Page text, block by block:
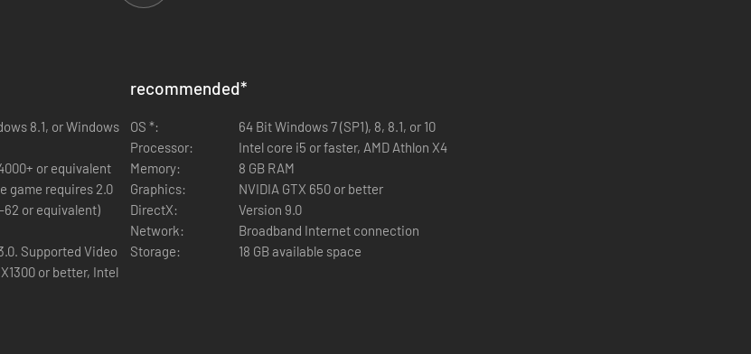
8.1, or Windows
or equivalent
game requires 2.0
62 or equivalent)
Supported Video
or better, Intel
recommended*
OS *:
64 Bit Windows 7 (SP1), 8, 8.1, or 10
Processor:
Intel core i5 or faster, AMD Athlon X4
Memory:
8 GB RAM
Graphics:
NVIDIA GTX 650 or better
DirectX:
Version 9.0
Network:
Broadband Internet connection
Storage:
18 GB available space